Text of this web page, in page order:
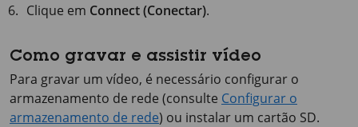
Clique em Connect (Conectar).
Como gravar e assistir vídeo
Para gravar um vídeo, é necessário configurar o
armazenamento de rede (consulte Configurar o
armazenamento de rede) ou instalar um cartão SD.